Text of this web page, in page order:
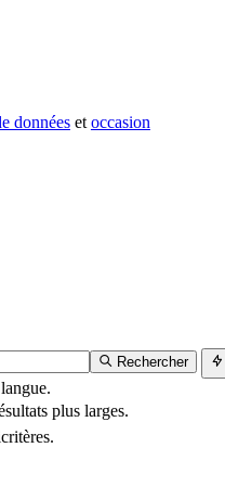
donnéeset occasion
Rechercher
plus larges.